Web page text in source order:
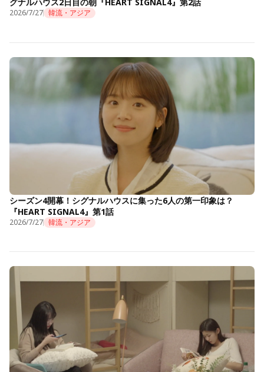
2026/7/27 韓流・アジア
シーズン4開幕！シグナルハウスに集った6人の第一印象は？
『HEART SIGNAL4』第1話
2026/7/27 韓流・アジア